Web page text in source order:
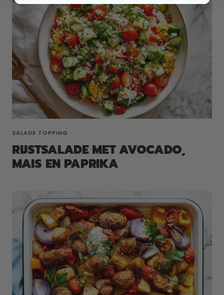
SALADE TOPPING
RIJSTSALADE MET AVOCADO,
MAIS EN PAPRIKA